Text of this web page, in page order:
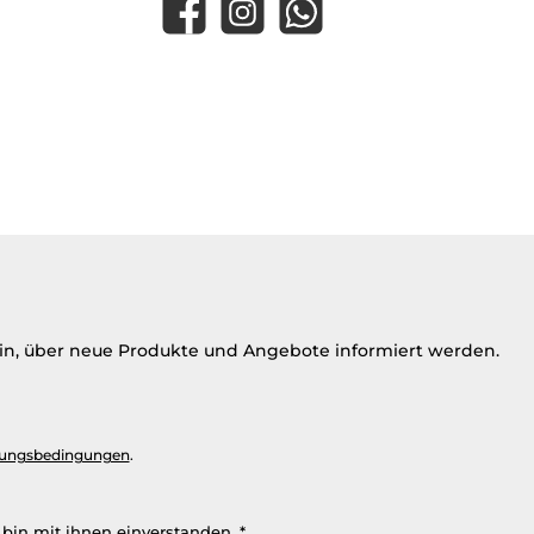
FacebookInstagramWhatsApp
über neue Produkte und Angebote informiert werden.
.